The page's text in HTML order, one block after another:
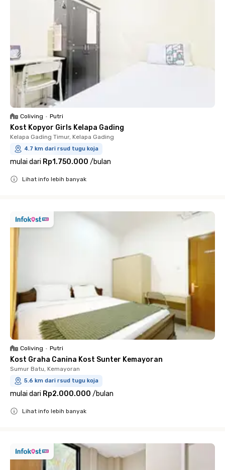
Coliving • Putri
Kost Kopyor Girls Kelapa Gading
Kelapa Gading Timur, Kelapa Gading
4.7 km dari rsud tugu koja
mulai dari Rp1.750.000 /bulan
Lihat info lebih banyak
Coliving • Putri
Kost Graha Canina Kost Sunter Kemayoran
Sumur Batu, Kemayoran
5.6 km dari rsud tugu koja
mulai dari Rp2.000.000 /bulan
Lihat info lebih banyak